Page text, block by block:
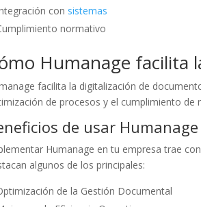
con sistemas
normativo
Humanage facilita
facilita la digitalización de
de procesos y el cumplimiento de
de usar
Humanage en tu empresa trae
algunos de los principales:
de la Gestión Documental